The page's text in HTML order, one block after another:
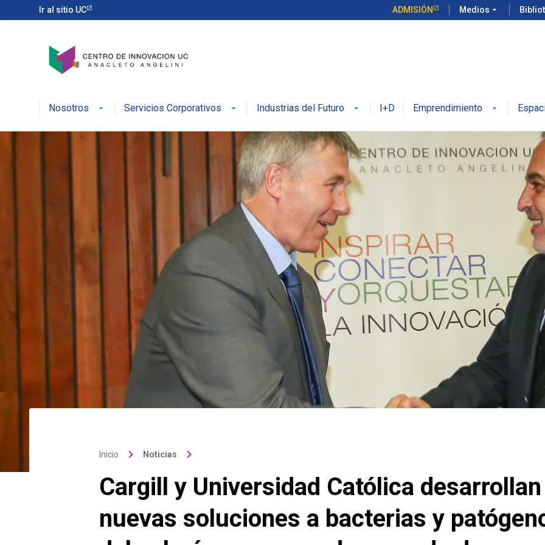
Ir al sitio UC ADMISIÓN Medios arrow_drop_down
Nosotros Servicios Corporativos Industrias del Futuro I+D Emprendimiento
Inicio keyboard_arrow_right Noticias keyboard_arrow_right
Cargill y Universidad Católica desarrollan
nuevas soluciones a bacterias y